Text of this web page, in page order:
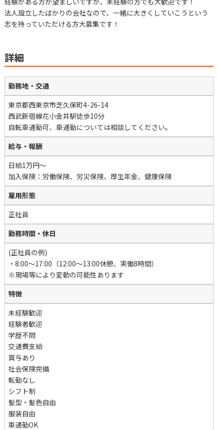
法人設立したばかりの会社なので、一緒に大きくしていこうという
志を持っていただける方大募集です！
詳細
勤務地・交通
東京都西東京市芝久保町4-26-14
西武新宿線花小金井駅徒歩10分
自転車通勤可、車通勤については相談してください。
給与・報酬
日給1万円～
加入保険：労働保険、労災保険、厚生年金、健康保険
雇用形態
正社員
勤務時間・休日
(正社員の例)
・8:00～17:00（12:00～13:00休憩、実働8時間）
※現場等により変動の可能性あります
特徴
未経験歓迎
経験者歓迎
学歴不問
交通費支給
賞与あり
社会保険完備
転勤なし
シフト制
髪型・髪色自由
服装自由
車通勤OK